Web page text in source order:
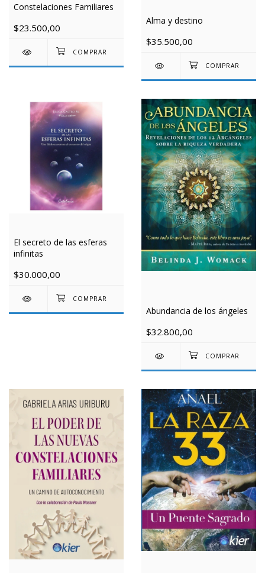
Constelaciones Familiares
$23.500,00
Alma y destino
$35.500,00
El secreto de las esferas
infinitas
$30.000,00
Abundancia de los ángeles
$32.800,00